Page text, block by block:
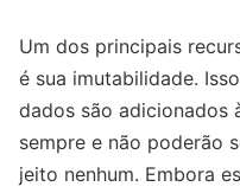
Um dos principais
é sua imutabilidade.
dados são adicionados
sempre e não poderão
jeito nenhum. Embora